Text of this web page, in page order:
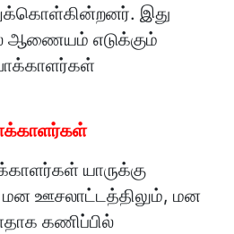
இது
ஆணையம் எடுக்கும்
யாருக்கு
மன ஊசலாட்டத்திலும், மன
கணிப்பில்